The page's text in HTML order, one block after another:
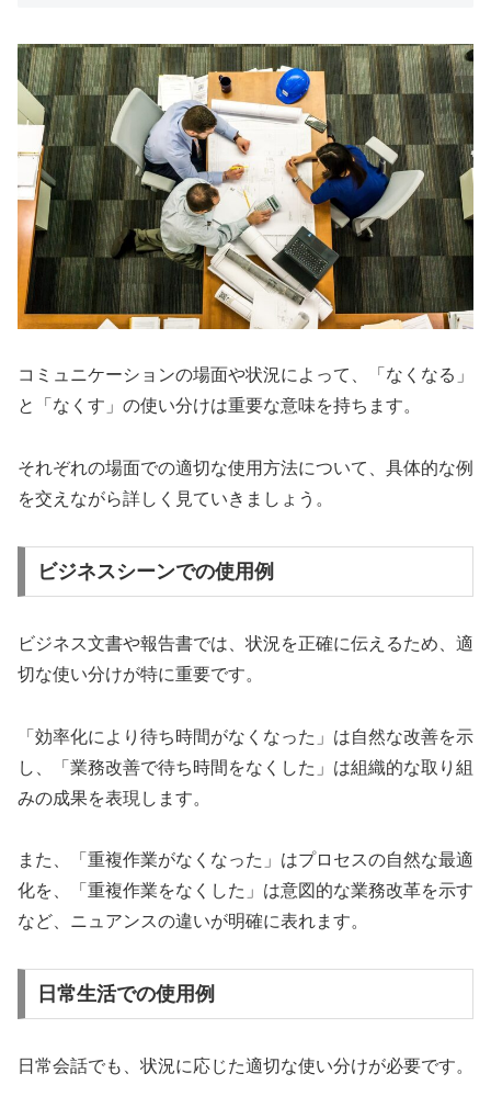
コミュニケーションの場面や状況によって、「なくなる」
と「なくす」の使い分けは重要な意味を持ちます。
それぞれの場面での適切な使用方法について、具体的な例
を交えながら詳しく見ていきましょう。
ビジネスシーンでの使用例
ビジネス文書や報告書では、状況を正確に伝えるため、適
切な使い分けが特に重要です。
「効率化により待ち時間がなくなった」は自然な改善を示
し、「業務改善で待ち時間をなくした」は組織的な取り組
みの成果を表現します。
また、「重複作業がなくなった」はプロセスの自然な最適
化を、「重複作業をなくした」は意図的な業務改革を示す
など、ニュアンスの違いが明確に表れます。
日常生活での使用例
日常会話でも、状況に応じた適切な使い分けが必要です。